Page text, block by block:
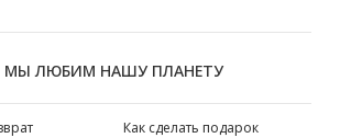
МЫ ЛЮБИМ НАШУ ПЛАНЕТУ
Как сделать подарок